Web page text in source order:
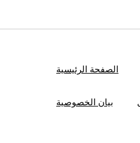
الصفحة الرئيسية
بيان الخصوصية